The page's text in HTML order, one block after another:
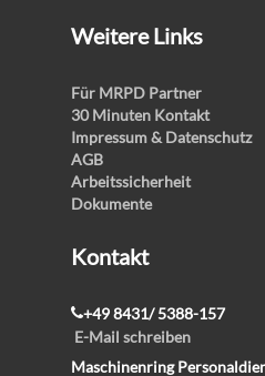
Weitere Links
Für MRPD Partner
30 Minuten Kontakt
Impressum & Datenschutz
AGB
Arbeitssicherheit
Dokumente
Kontakt
+49 8431/ 5388-157
E-Mail schreiben
Maschinenring